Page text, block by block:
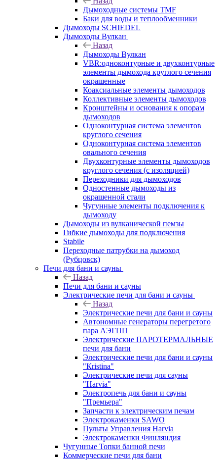
Дымоходные системы TMF
Баки для воды и теплообменники
Дымоходы SCHIEDEL
Дымоходы Вулкан
Назад
Дымоходы Вулкан
VBR:одноконтурные и двухконтурные
элементы дымохода круглого сечения
окрашенные
Коаксиальные элементы дымоходов
Коллективные элементы дымоходов
Кронштейны и основания к опорам
дымоходов
Одноконтурная система элементов
круглого сечения
Одноконтурная система элементов
овального сечения
Двухконтурные элементы дымоходов
круглого сечения (с изоляцией)
Переходники для дымоходов
Одностенные дымоходы из
окрашенной стали
Чугунные элементы подключения к
дымоходу
Дымоходы из вулканической пемзы
Гибкие дымоходы для подключения
Stabile
Переходные патрубки на дымоход
(Рубцовск)
Печи для бани и сауны
Назад
Печи для бани и сауны
Электрические печи для бани и сауны
Назад
Электрические печи для бани и сауны
Автономные генераторы перегретого
пара АЭГПП
Электрические ПАРОТЕРМАЛЬНЫЕ
печи для бани
Электрические печи для бани и сауны
"Кristina"
Электрические печи для сауны
"Harvia"
Электропечь для бани и сауны
"Премьера"
Запчасти к электрическим печам
Электрокаменки SAWO
Пульты Управления Harvia
Электрокаменки Финляндия
Чугунные Топки банной печи
Коммерческие печи для бани